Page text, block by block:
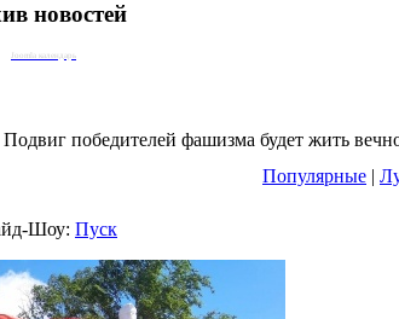
новостей
Joomla календарь
Подвиг победителей фашизма будет жить
Популярные |
Шоу: Пуск